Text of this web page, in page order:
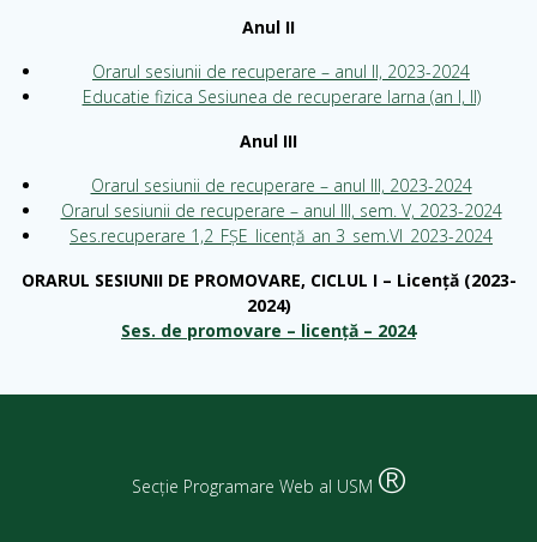
Anul II
Orarul sesiunii de recuperare – anul II, 2023-2024
Educatie fizica Sesiunea de recuperare Iarna (an I, II)
Anul III
Orarul sesiunii de recuperare – anul III, 2023-2024
Orarul sesiunii de recuperare – anul III, sem. V, 2023-2024
Ses.recuperare 1,2_FȘE_licență_an 3_sem.VI_2023-2024
ORARUL SESIUNII DE PROMOVARE, CICLUL I – Licență (2023-
2024)
Ses. de promovare – licență – 2024
Secție Programare Web al USM ®